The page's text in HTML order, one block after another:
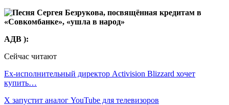
АДВ ):
Сейчас читают
Ex-исполнительный директор Activision Blizzard хочет
купить…
X запустит аналог YouTube для телевизоров